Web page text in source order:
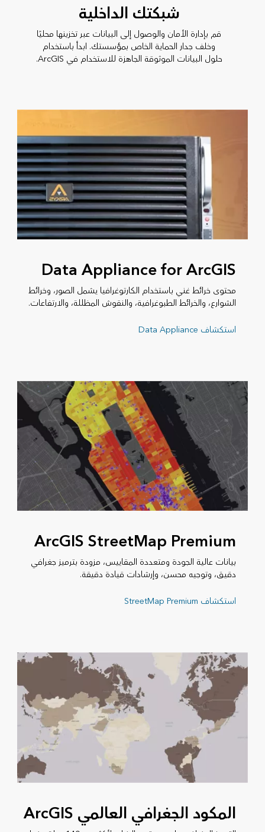
شبكتك الداخلية
قم بإدارة الأمان والوصول إلى البيانات عبر تخزينها محليًا
وخلف جدار الحماية الخاص بمؤسستك. ابدأ باستخدام
حلول البيانات الموثوقة الجاهزة للاستخدام في ArcGIS.
Data Appliance for ArcGIS
محتوى خرائط غني باستخدام الكارتوغرافيا يشمل الصور، وخرائط
الشوارع، والخرائط الطبوغرافية، والنقوش المظللة، والارتفاعات.
استكشاف Data Appliance
ArcGIS StreetMap Premium
بيانات عالية الجودة ومتعددة المقاييس، مزودة بترميز جغرافي
دقيق، وتوجيه محسن، وإرشادات قيادة دقيقة.
استكشاف StreetMap Premium
المكود الجغرافي العالمي ArcGIS